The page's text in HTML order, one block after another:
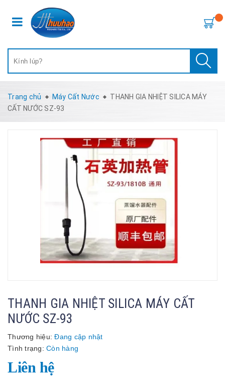
Trang chủ Máy Cất Nước
THANH GIA NHIỆT SILICA MÁY
CẤT NƯỚC SZ-93
THANH GIA NHIỆT SILICA MÁY CẤT
NƯỚC SZ-93
Thương hiệu: Đang cập nhật
Tình trạng: Còn hàng
Liên hệ